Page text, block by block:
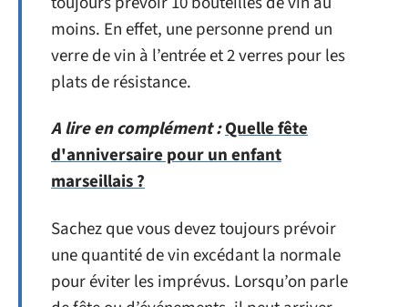
moins. En effet, une personne prend un
verre de vin à l’entrée et 2 verres pour les
plats de résistance.
A lire en complément :Quelle fête
d'anniversaire pour un enfant
marseillais ?
Sachez que vous devez toujours prévoir
une quantité de vin excédant la normale
pour éviter les imprévus. Lorsqu’on parle